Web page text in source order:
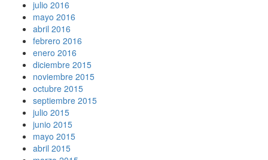
julio 2016
mayo 2016
abril 2016
febrero 2016
enero 2016
diciembre 2015
noviembre 2015
octubre 2015
septiembre 2015
julio 2015
junio 2015
mayo 2015
abril 2015